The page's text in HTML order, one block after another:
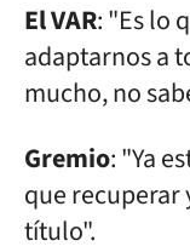
El VAR: "Es lo
adaptarnos a
mucho, no
Gremio: "Ya
que recuperar
título".